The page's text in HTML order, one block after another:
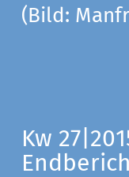
(Bild:
Kw